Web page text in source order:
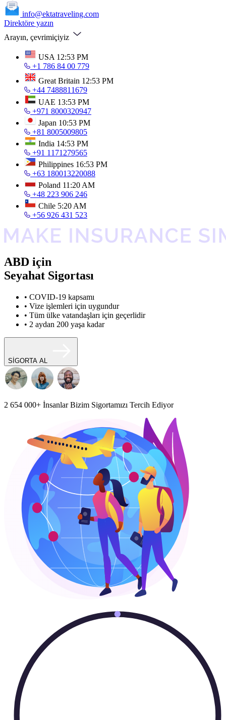
info@ektatraveling.com
Direktöre yazın
Arayın, çevrimiçiyiz
USA 12:53 PM
+1 786 84 00 779
Great Britain 12:53 PM
+44 7488811679
UAE 13:53 PM
+971 8000320947
Japan 10:53 PM
+81 8005009805
India 14:53 PM
+91 1171279565
Philippines 16:53 PM
+63 180013220088
Poland 11:20 AM
+48 223 906 246
Chile 5:20 AM
+56 926 431 523
ABD için
Seyahat Sigortası
• COVID-19 kapsamı
• Vize işlemleri için uygundur
• Tüm ülke vatandaşları için geçerlidir
• 2 aydan 200 yaşa kadar
SİGORTA AL
2 654 000+ İnsanlar Bizim Sigortamızı Tercih Ediyor